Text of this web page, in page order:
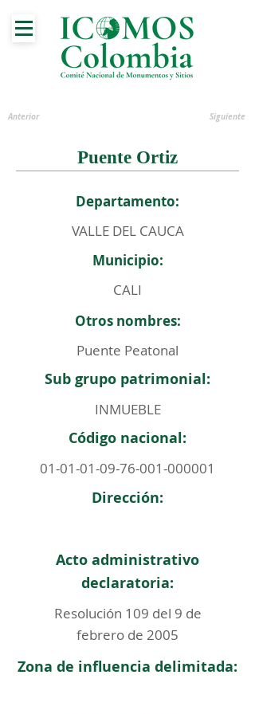
Anterior Siguiente
Puente Ortiz
Departamento:
VALLE DEL CAUCA
Municipio:
CALI
Otros nombres:
Puente Peatonal
Sub grupo patrimonial:
INMUEBLE
Código nacional:
01-01-01-09-76-001-000001
Dirección:
Acto administrativo
declaratoria:
Resolución 109 del 9 de
febrero de 2005
Zona de influencia delimitada: